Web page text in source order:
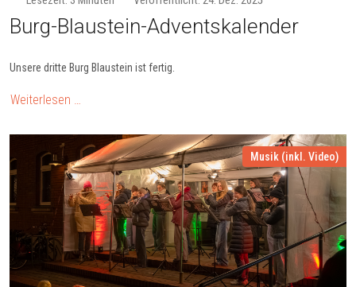
Burg-Blau­stein-Ad­vents­ka­len­der
Unsere dritte Burg Blaustein ist fertig.
Weiterlesen …
Musik (inkl. Video)